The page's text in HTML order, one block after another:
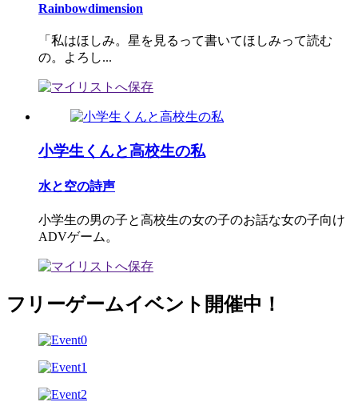
Rainbowdimension
「私はほしみ。星を見るって書いてほしみって読む
の。よろし...
小学生くんと高校生の私
水と空の詩声
小学生の男の子と高校生の女の子のお話な女の子向け
ADVゲーム。
フリーゲームイベント開催中！